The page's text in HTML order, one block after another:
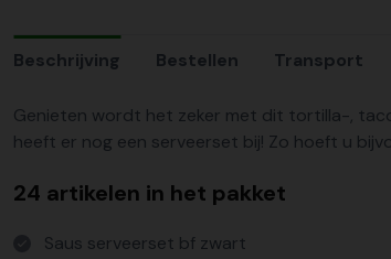
Beschrijving Bestellen Transport
Genieten wordt het zeker met dit tortilla-,
heeft er nog een serveerset bij! Zo hoeft u
24 artikelen in het pakket
Saus serveerset bf zwart